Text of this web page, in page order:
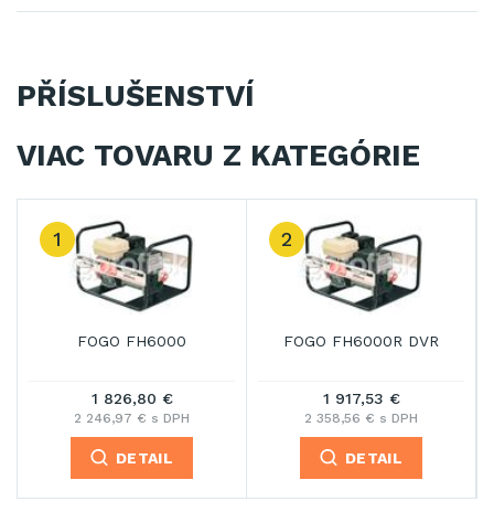
PŘÍSLUŠENSTVÍ
VIAC TOVARU Z KATEGÓRIE
FH6000R DVR
1 917,53 €
2 358,56 € s DPH
DETAIL
FOGO FH8000
1 781,44 €
2 191,18 € s DPH
DETAIL